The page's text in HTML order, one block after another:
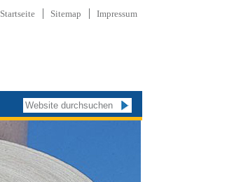
Startseite Sitemap Impressum
Website durchsuchen
Erweiterte